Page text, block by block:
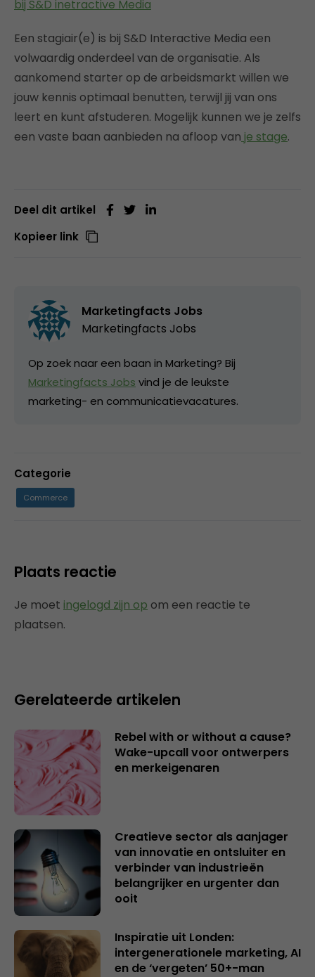
bij S&D inetractive Media
Een stagiair(e) is bij S&D Interactive Media een
volwaardig onderdeel van de organisatie. Als
aankomend starter op de arbeidsmarkt willen we
jouw kennis optimaal benutten, terwijl jij van ons
leert en kunt afstuderen. Mogelijk kunnen we je zelfs
een vaste baan aanbieden na afloop van je stage.
Deel dit artikel
Kopieer link
Marketingfacts Jobs
Marketingfacts Jobs
Op zoek naar een baan in Marketing? Bij
Marketingfacts Jobs vind je de leukste
marketing- en communicatievacatures.
Categorie
Commerce
Plaats reactie
Je moet ingelogd zijn op om een reactie te
plaatsen.
Gerelateerde artikelen
Rebel with or without a cause?
Wake-upcall voor ontwerpers
en merkeigenaren
Creatieve sector als aanjager
van innovatie en ontsluiter en
verbinder van industrieën
belangrijker en urgenter dan
ooit
Inspiratie uit Londen:
intergenerationele marketing, AI
en de ‘vergeten’ 50+-man